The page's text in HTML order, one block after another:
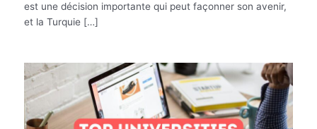
est une décision importante qui peut façonner son avenir,
et la Turquie […]